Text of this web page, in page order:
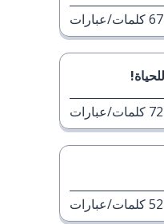
67كلمات/عبارات
72 كلمات/عبارات
52كلمات/عبارات